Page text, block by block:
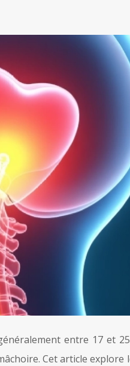
entre 17 et
Cet article explore